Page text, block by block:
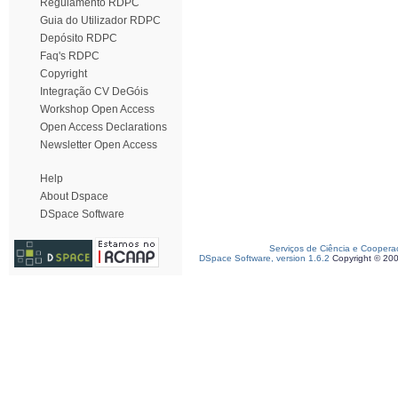
Regulamento RDPC
Guia do Utilizador RDPC
Depósito RDPC
Faq's RDPC
Copyright
Integração CV DeGóis
Workshop Open Access
Open Access Declarations
Newsletter Open Access
Help
About Dspace
DSpace Software
Serviços de Ciência e
DSpace Software, version 1.6.2 Copyright ©